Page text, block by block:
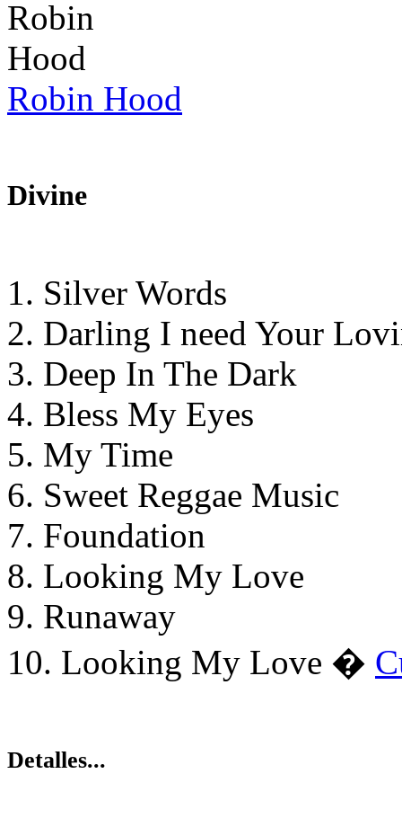
Robin Hood
Divine
1. Silver Words
2. Darling I need Your
3. Deep In The Dark
4. Bless My Eyes
5. My Time
6. Sweet Reggae Music
7. Foundation
8. Looking My Love
9. Runaway
10. Looking My Love �
Detalles...